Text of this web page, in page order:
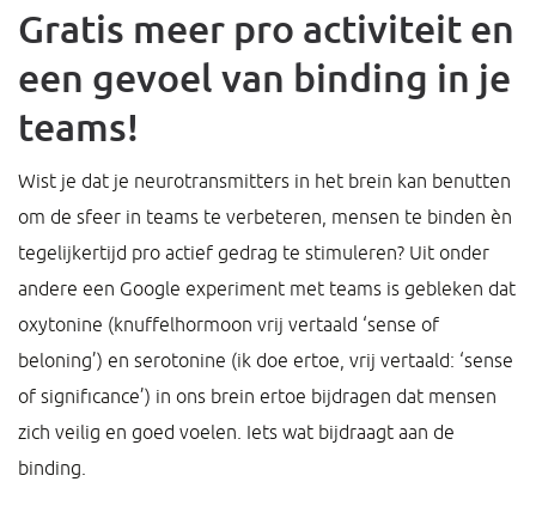
Gratis meer pro activiteit en
een gevoel van binding in je
teams!
Wist je dat je neurotransmitters in het brein kan benutten
om de sfeer in teams te verbeteren, mensen te binden èn
tegelijkertijd pro actief gedrag te stimuleren? Uit onder
andere een Google experiment met teams is gebleken dat
oxytonine (knuffelhormoon vrij vertaald ‘sense of
beloning’) en serotonine (ik doe ertoe, vrij vertaald: ‘sense
of significance’) in ons brein ertoe bijdragen dat mensen
zich veilig en goed voelen. Iets wat bijdraagt aan de
binding.